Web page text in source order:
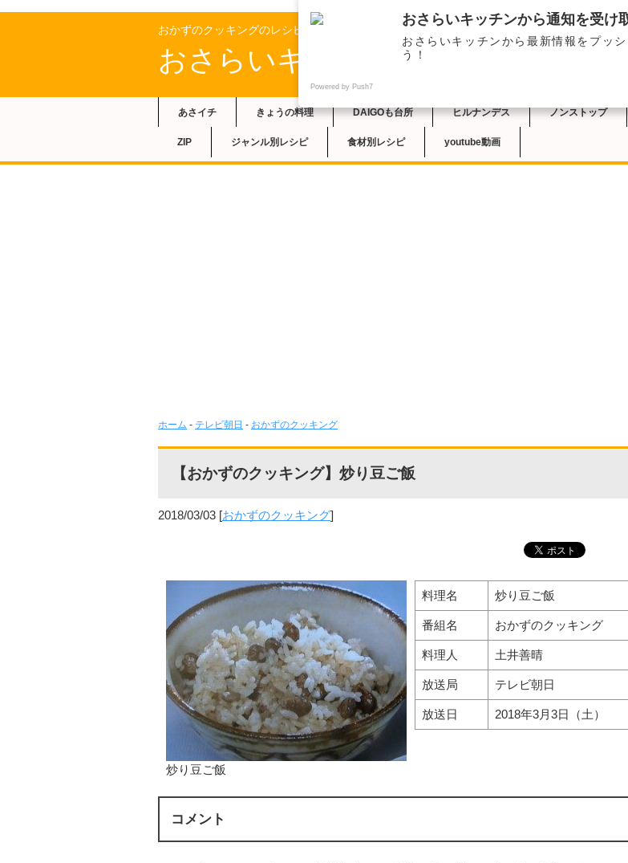
おかずのクッキングのレシピ
おさらいキッチン
あさイチ きょうの料理 DAIGOも台所 ヒルナンデス ノンストップ
ZIP ジャンル別レシピ 食材別レシピ youtube動画
ホーム - テレビ朝日 - おかずのクッキング
【おかずのクッキング】炒り豆ご飯
2018/03/03 [おかずのクッキング]
炒り豆ご飯
料理名 炒り豆ご飯
番組名 おかずのクッキング
料理人 土井善晴
放送局 テレビ朝日
放送日 2018年3月3日（土）
コメント
おさらいキッチンから通知を受け
おさらいキッチンから最新情報をプッ
う！
Powered by Push7